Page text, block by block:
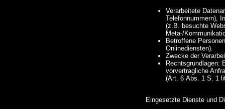
Verarbeitete
Telefonnummern),
(z.B. besuchte
Meta-/
Betroffene
Onlinediensten).
Zwecke der
Rechtsgrundlagen:
vorvertragliche
(Art. 6 Abs. 1 S. 1
Eingesetzte Dienste und